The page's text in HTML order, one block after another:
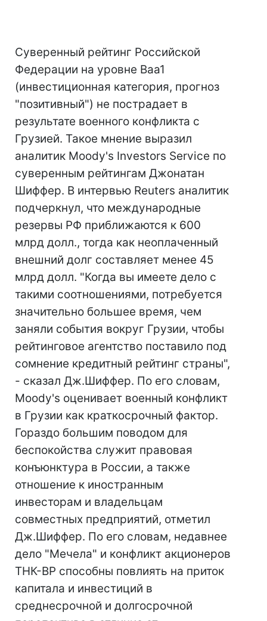
Суверенный рейтинг Российской
Федерации на уровне Baa1
(инвестиционная категория, прогноз
"позитивный") не пострадает в
результате военного конфликта с
Грузией. Такое мнение выразил
аналитик Moody's Investors Service по
суверенным рейтингам Джонатан
Шиффер. В интервью Reuters аналитик
подчеркнул, что международные
резервы РФ приближаются к 600
млрд долл., тогда как неоплаченный
внешний долг составляет менее 45
млрд долл. "Когда вы имеете дело с
такими соотношениями, потребуется
значительно большее время, чем
заняли события вокруг Грузии, чтобы
рейтинговое агентство поставило под
сомнение кредитный рейтинг страны",
- сказал Дж.Шиффер. По его словам,
Moody's оценивает военный конфликт
в Грузии как краткосрочный фактор.
Гораздо большим поводом для
беспокойства служит правовая
конъюнктура в России, а также
отношение к иностранным
инвесторам и владельцам
совместных предприятий, отметил
Дж.Шиффер. По его словам, недавнее
дело "Мечела" и конфликт акционеров
ТНК-BP способны повлиять на приток
капитала и инвестиций в
среднесрочной и долгосрочной